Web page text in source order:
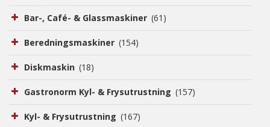
Bar-, Café- & Glassmaskiner (61)
Beredningsmaskiner (154)
Diskmaskin (18)
Gastronorm Kyl- & Frysutrustning (157)
Kyl- & Frysutrustning (167)